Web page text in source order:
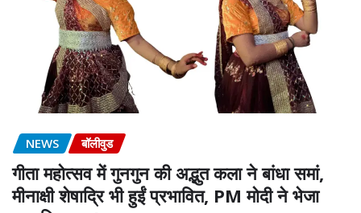
NEWS बॉलीवुड
गीता महोत्सव में गुनगुन की अद्भुत कला ने बांधा समां,
मीनाक्षी शेषाद्रि भी हुईं प्रभावित, PM मोदी ने भेजा